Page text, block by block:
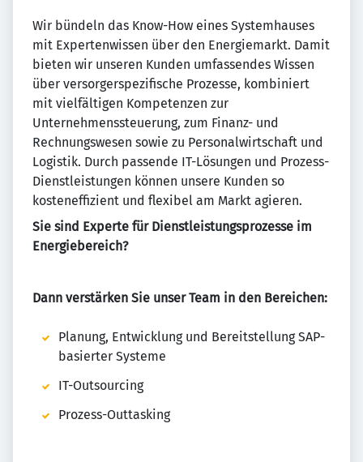
Wir bündeln das Know-How eines Systemhauses
mit Expertenwissen über den Energiemarkt. Damit
bieten wir unseren Kunden umfassendes Wissen
über versorgerspezifische Prozesse, kombiniert
mit vielfältigen Kompetenzen zur
Unternehmenssteuerung, zum Finanz- und
Rechnungswesen sowie zu Personalwirtschaft und
Logistik. Durch passende IT-Lösungen und Prozess-
Dienstleistungen können unsere Kunden so
kosteneffizient und flexibel am Markt agieren.
Sie sind Experte für Dienstleistungsprozesse im
Energiebereich?
Dann verstärken Sie unser Team in den Bereichen:
Planung, Entwicklung und Bereitstellung SAP-
basierter Systeme
IT-Outsourcing
Prozess-Outtasking